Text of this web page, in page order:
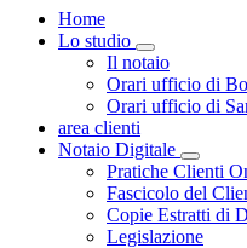
Home
Lo studio
Visualizza
Il notaio
Orari ufficio di
Orari ufficio di
area clienti
Notaio Digitale
Pratiche Clienti
Fascicolo del
Copie Estratti di
Legislazione